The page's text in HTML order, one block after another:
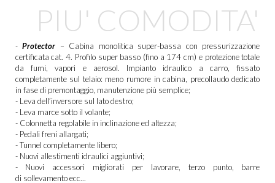
PIU' COMODITA'
-Protector – Cabina monolitica super-bassa con pressurizzazione
certificata cat. 4. Profilo super basso (fino a 174 cm) e protezione totale
da fumi, vapori e aerosol. Impianto idraulico a carro, fissato
completamente sul telaio: meno rumore in cabina, precollaudo dedicato
in fase di premontaggio, manutenzione più semplice;
- Leva dell’inversore sul lato destro;
- Leva marce sotto il volante;
- Colonnetta regolabile in inclinazione ed altezza;
- Pedali freni allargati;
- Tunnel completamente libero;
- Nuovi allestimenti idraulici aggiuntivi;
- Nuovi accessori migliorati per lavorare, terzo punto, barre
di sollevamento ecc...